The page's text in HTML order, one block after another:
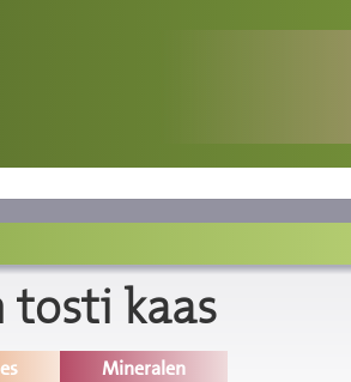
tosti kaas
Mineralen